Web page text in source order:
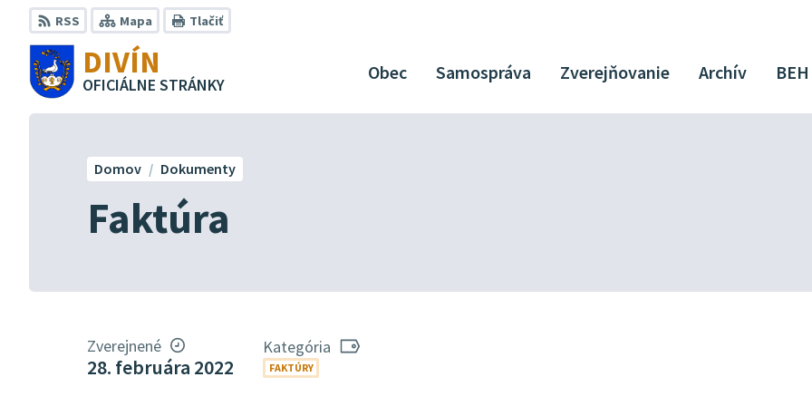
Preskočiť
na
obsah
RSS Mapa Tlačiť
DIVÍN
OFICIÁLNE STRÁNKY
Obec Samospráva Zverejňovanie Archív BEH
Faktúra
Domov Dokumenty
Zverejnené
28. februára 2022
Kategória
FAKTÚRY